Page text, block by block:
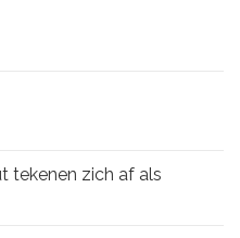
tekenen zich af als